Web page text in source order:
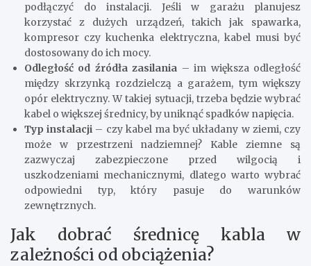
podłączyć do instalacji. Jeśli w garażu planujesz
korzystać z dużych urządzeń, takich jak spawarka,
kompresor czy kuchenka elektryczna, kabel musi być
dostosowany do ich mocy.
Odległość od źródła zasilania – im większa odległość
między skrzynką rozdzielczą a garażem, tym większy
opór elektryczny. W takiej sytuacji, trzeba będzie wybrać
kabel o większej średnicy, by uniknąć spadków napięcia.
Typ instalacji – czy kabel ma być układany w ziemi, czy
może w przestrzeni nadziemnej? Kable ziemne są
zazwyczaj zabezpieczone przed wilgocią i
uszkodzeniami mechanicznymi, dlatego warto wybrać
odpowiedni typ, który pasuje do warunków
zewnętrznych.
Jak dobrać średnicę kabla w
zależności od obciążenia?